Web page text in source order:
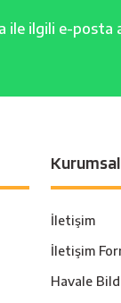
ile ilgili e-
Kurumsal
İletişim
İletişim
Havale